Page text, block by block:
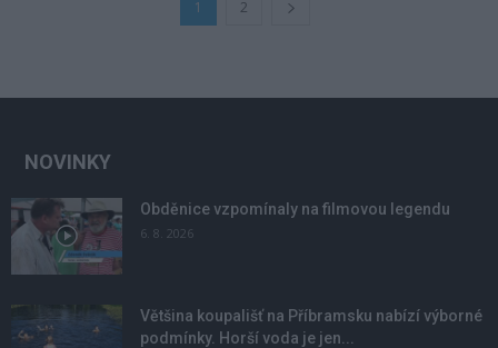
1 2
NOVINKY
Obděnice vzpomínaly na filmovou legendu
6. 8. 2026
Většina koupališť na Příbramsku nabízí výborné
podmínky. Horší voda je jen...